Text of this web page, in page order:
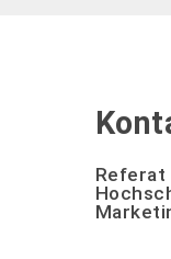
Referat